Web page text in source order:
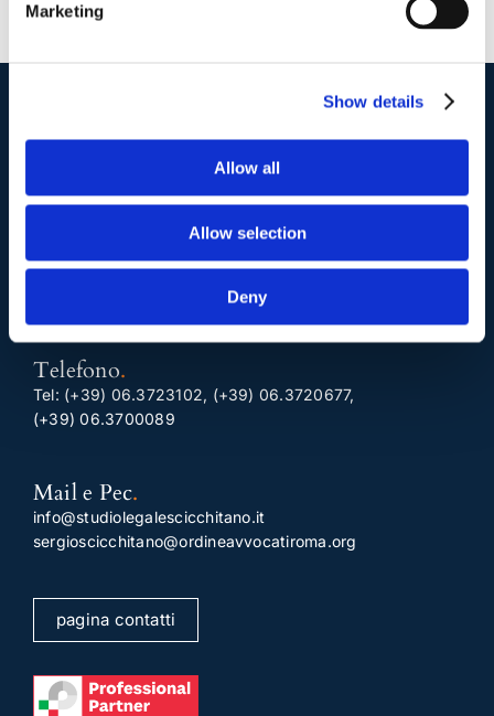
Marketing
Show details
Allow all
Allow selection
Deny
I nostri contatti.
Indirizzo postale unificato.
Via Emilio Faà di Bruno, 4
Telefono.
Tel: (+39) 06.3723102, (+39) 06.3720677,
(+39) 06.3700089
Mail e Pec.
info@studiolegalescicchitano.it
sergioscicchitano@ordineavvocatiroma.org
pagina contatti